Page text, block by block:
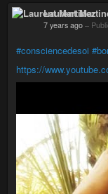
Laurent
7 years ago –
#consciencedesoi
https://